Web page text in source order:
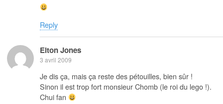
Reply
Elton Jones
3 avril 2009
Je dis ça, mais ça reste des pétouilles, bien sûr !
Sinon il est trop fort monsieur Chomb (le roi du lego !).
Chui fan